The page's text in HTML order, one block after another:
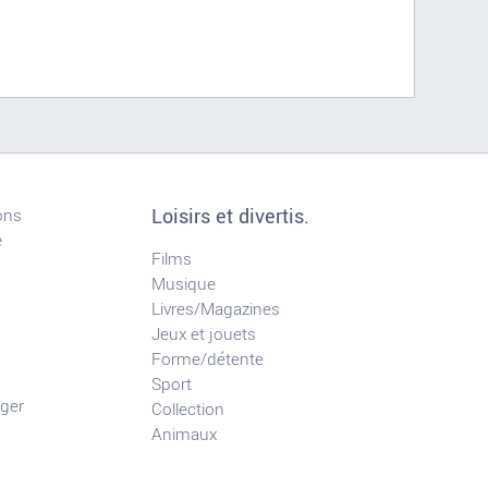
Loisirs et divertis.
Films
Musique
Livres/Magazines
Jeux et jouets
Forme/détente
Sport
Collection
Animaux